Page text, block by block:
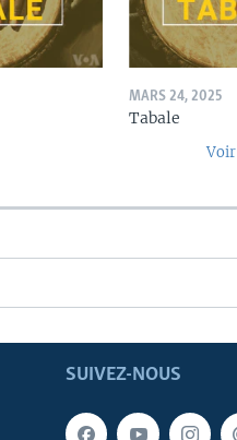
MARS 24, 2025
Tabale
Voir
SUIVEZ-NOUS